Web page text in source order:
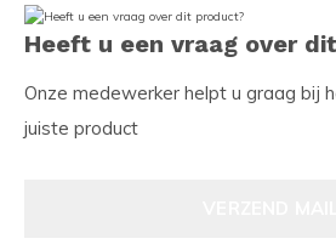
Heeft u een vraag over
Onze medewerker helpt u graag bij
juiste product